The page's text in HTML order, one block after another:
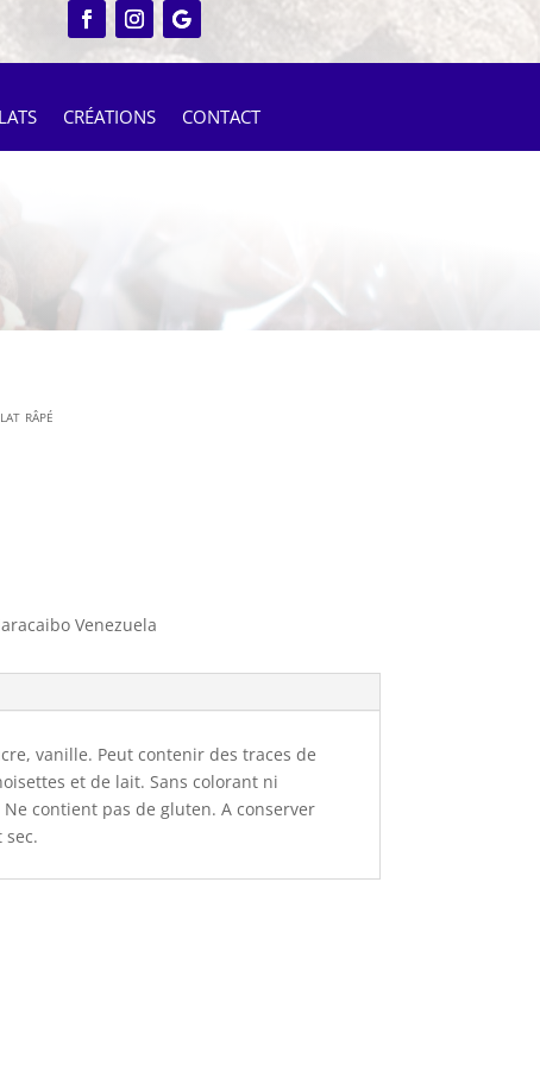
CRÉATIONS CONTACT
râpé
Venezuela
vanille. Peut contenir des traces de
et de lait. Sans colorant ni
contient pas de gluten. A conserver